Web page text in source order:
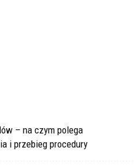
– na czym polega
i przebieg procedury